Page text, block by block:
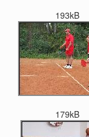
193kB
179kB